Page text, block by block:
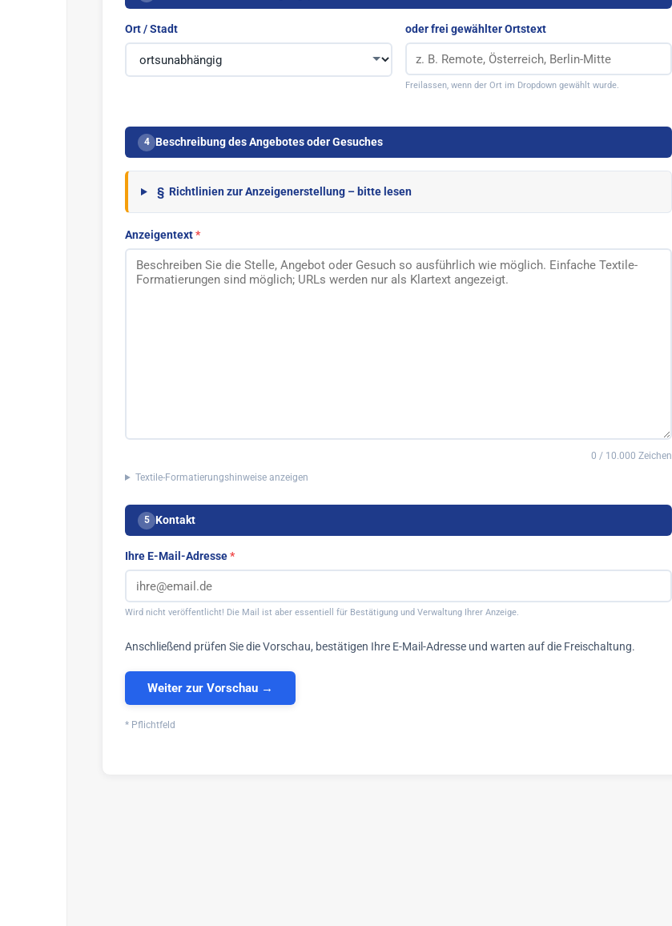
Ort / Stadt oder frei gewählter Ortstext
Freilassen, wenn der Ort im Dropdown gewählt wurde.
4 Beschreibung des Angebotes oder Gesuches
§ Richtlinien zur Anzeigenerstellung – bitte lesen
Anzeigentext
0 / 10.000 Zeichen
Textile-Formatierungshinweise anzeigen
5 Kontakt
Ihre E-Mail-Adresse
Wird nicht veröffentlicht! Die Mail ist aber essentiell für Bestätigung und Verwaltung Ihrer Anzeige.
Anschließend prüfen Sie die Vorschau, bestätigen Ihre E-Mail-Adresse und warten auf die Freischaltung.
Weiter zur Vorschau →
* Pflichtfeld